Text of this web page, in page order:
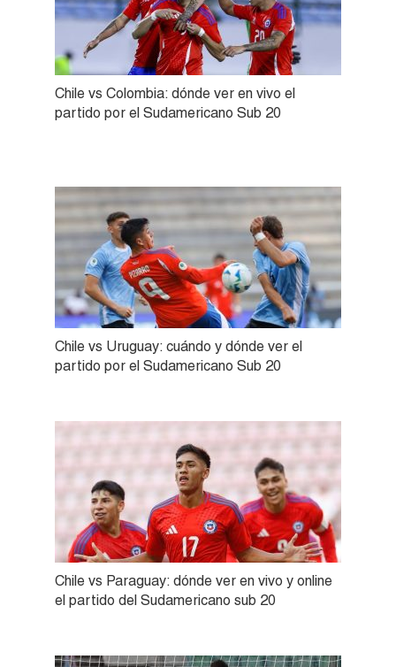
Chile vs Colombia: dónde ver en vivo el
partido por el Sudamericano Sub 20
Chile vs Uruguay: cuándo y dónde ver el
partido por el Sudamericano Sub 20
Chile vs Paraguay: dónde ver en vivo y online
el partido del Sudamericano sub 20